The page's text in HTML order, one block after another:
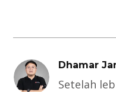
Dhamar
Setelah